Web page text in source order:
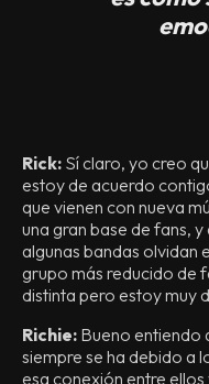
Rick: Sí claro, yo creo
estoy de acuerdo
que vienen con nueva
una gran base de fans,
algunas bandas olvidan
grupo más reducido de
distinta pero estoy muy
Richie: Bueno entiendo
siempre se ha debido a
esa conexión entre